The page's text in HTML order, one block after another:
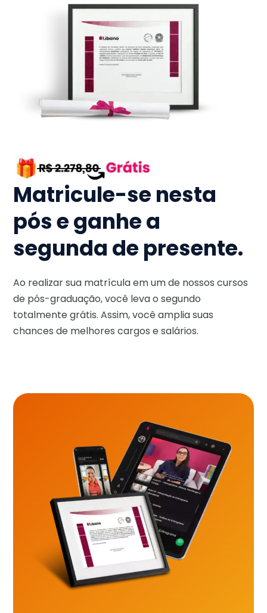
Matricule-se nesta
pós e ganhe a
segunda de presente.
Ao realizar sua matrícula em um de nossos cursos
de pós-graduação, você leva o segundo
totalmente grátis. Assim, você amplia suas
chances de melhores cargos e salários.